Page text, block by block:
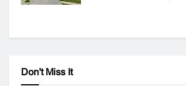
Don't Miss It